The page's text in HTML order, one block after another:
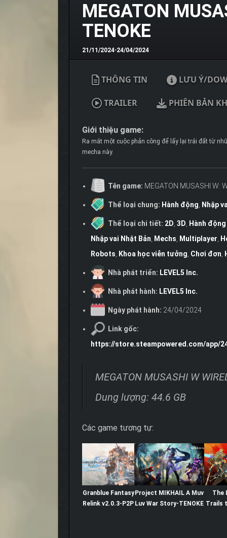
MEGATON
TENOKE
21/11/2024•24/04/2024
THÔNG TIN LƯU Ý/
TRAILER PHIÊN BẢN
Giới thiệu game:
Ra mắt một cuộc phản công để lấy lại trái đất từ
mecha này.
Tên game: MEGATON MUSASHI W:
Thể loại chung: Hành động, Nhập
Thể loại chi tiết: 2D, 3D, Hành
Nhập vai Nhật Bản, Mechs, Multiplayer,
Robots, Khoa học viễn tưởng, Chơi đơn,
Nhà phát triển: LEVEL5 Inc.
Nhà phát hành: LEVEL5 Inc.
Ngày phát hành: 24/04/2024
Link gốc:
https://store.steampowered.com/app/
MEGATON MUSASHI W
Dung lượng: 44.6 GB
Các game tương tự:
Granblue Fantasy
Relink v2.0.3-P2P
Project MIKHAIL A Muv
Luv War Story-TENOKE
The
Trails